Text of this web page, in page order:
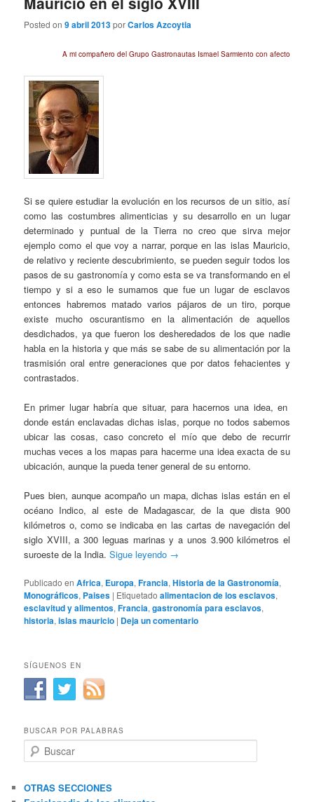
Posted on9 abril 2013porCarlos Azcoytia
A mi compañero del Grupo Gastronautas Ismael Sarmiento con afecto
Si se quiere estudiar la evolución en los recursos de un sitio, así
como las costumbres alimenticias y su desarrollo en un lugar
determinado y puntual de la Tierra no creo que sirva mejor
ejemplo como el que voy a narrar, porque en las islas Mauricio,
de relativo y reciente descubrimiento, se pueden seguir todos los
pasos de su gastronomía y como esta se va transformando en el
tiempo y si a eso le sumamos que fue un lugar de esclavos
entonces habremos matado varios pájaros de un tiro, porque
existe mucho oscurantismo en la alimentación de aquellos
desdichados, ya que fueron los desheredados de los que nadie
habla en la historia y que más se sabe de su alimentación por la
trasmisión oral entre generaciones que por datos fehacientes y
contrastados.
En primer lugar habría que situar, para hacernos una idea, en
donde están enclavadas dichas islas, porque no todos sabemos
ubicar las cosas, caso concreto el mío que debo de recurrir
muchas veces a los mapas para hacerme una idea exacta de su
ubicación, aunque la pueda tener general de su entorno.
Pues bien, aunque acompaño un mapa, dichas islas están en el
océano Indico, al este de Madagascar, de la que dista 900
kilómetros o, como se indicaba en las cartas de navegación del
siglo XVIII, a 300 leguas marinas y a unos 3.900 kilómetros el
suroeste de la India.Sigue leyendo →
Publicado en Africa, Europa,Francia,Historia de la Gastronomía,
Monográficos, Paises | Etiquetado alimentacion de los esclavos,
esclavitud y alimentos,Francia,gastronomía para esclavos,
historia,islas mauricio | Deja un comentario
SÍGUENOS EN
BUSCAR POR PALABRAS
u
c
a
OTRAS SECCIONES